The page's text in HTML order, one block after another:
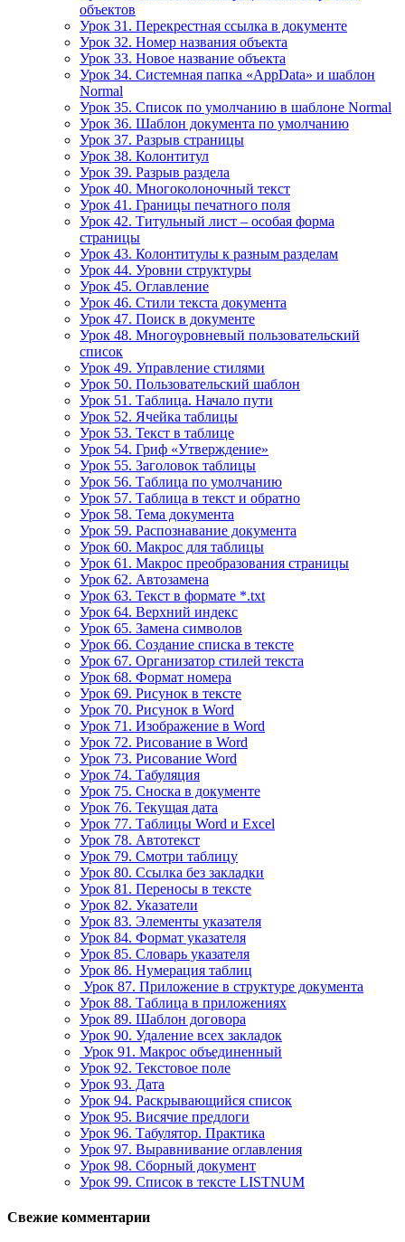
объектов
Урок 31. Перекрестная ссылка в документе
Урок 32. Номер названия объекта
Урок 33. Новое название объекта
Урок 34. Системная папка «AppData» и шаблон
Normal
Урок 35. Список по умолчанию в шаблоне Normal
Урок 36. Шаблон документа по умолчанию
Урок 37. Разрыв страницы
Урок 38. Колонтитул
Урок 39. Разрыв раздела
Урок 40. Многоколоночный текст
Урок 41. Границы печатного поля
Урок 42. Титульный лист – особая форма
страницы
Урок 43. Колонтитулы к разным разделам
Урок 44. Уровни структуры
Урок 45. Оглавление
Урок 46. Стили текста документа
Урок 47. Поиск в документе
Урок 48. Многоуровневый пользовательский
список
Урок 49. Управление стилями
Урок 50. Пользовательский шаблон
Урок 51. Таблица. Начало пути
Урок 52. Ячейка таблицы
Урок 53. Текст в таблице
Урок 54. Гриф «Утверждение»
Урок 55. Заголовок таблицы
Урок 56. Таблица по умолчанию
Урок 57. Таблица в текст и обратно
Урок 58. Тема документа
Урок 59. Распознавание документа
Урок 60. Макрос для таблицы
Урок 61. Макрос преобразования страницы
Урок 62. Автозамена
Урок 63. Текст в формате *.txt
Урок 64. Верхний индекс
Урок 65. Замена символов
Урок 66. Создание списка в тексте
Урок 67. Организатор стилей текста
Урок 68. Формат номера
Урок 69. Рисунок в тексте
Урок 70. Рисунок в Word
Урок 71. Изображение в Word
Урок 72. Рисование в Word
Урок 73. Рисование Word
Урок 74. Табуляция
Урок 75. Сноска в документе
Урок 76. Текущая дата
Урок 77. Таблицы Word и Excel
Урок 78. Автотекст
Урок 79. Смотри таблицу
Урок 80. Ссылка без закладки
Урок 81. Переносы в тексте
Урок 82. Указатели
Урок 83. Элементы указателя
Урок 84. Формат указателя
Урок 85. Словарь указателя
Урок 86. Нумерация таблиц
Урок 87. Приложение в структуре документа
Урок 88. Таблица в приложениях
Урок 89. Шаблон договора
Урок 90. Удаление всех закладок
Урок 91. Макрос объединенный
Урок 92. Текстовое поле
Урок 93. Дата
Урок 94. Раскрывающийся список
Урок 95. Висячие предлоги
Урок 96. Табулятор. Практика
Урок 97. Выравнивание оглавления
Урок 98. Сборный документ
Урок 99. Список в тексте LISTNUM
Свежие комментарии